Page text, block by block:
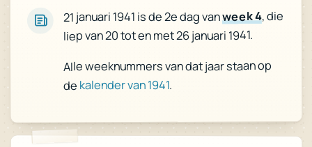
21 januari 1941 is de 2e dag vanweek 4, die
liep van 20 tot en met 26 januari 1941.
Alle weeknummers van dat jaar staan op
de kalender van 1941.